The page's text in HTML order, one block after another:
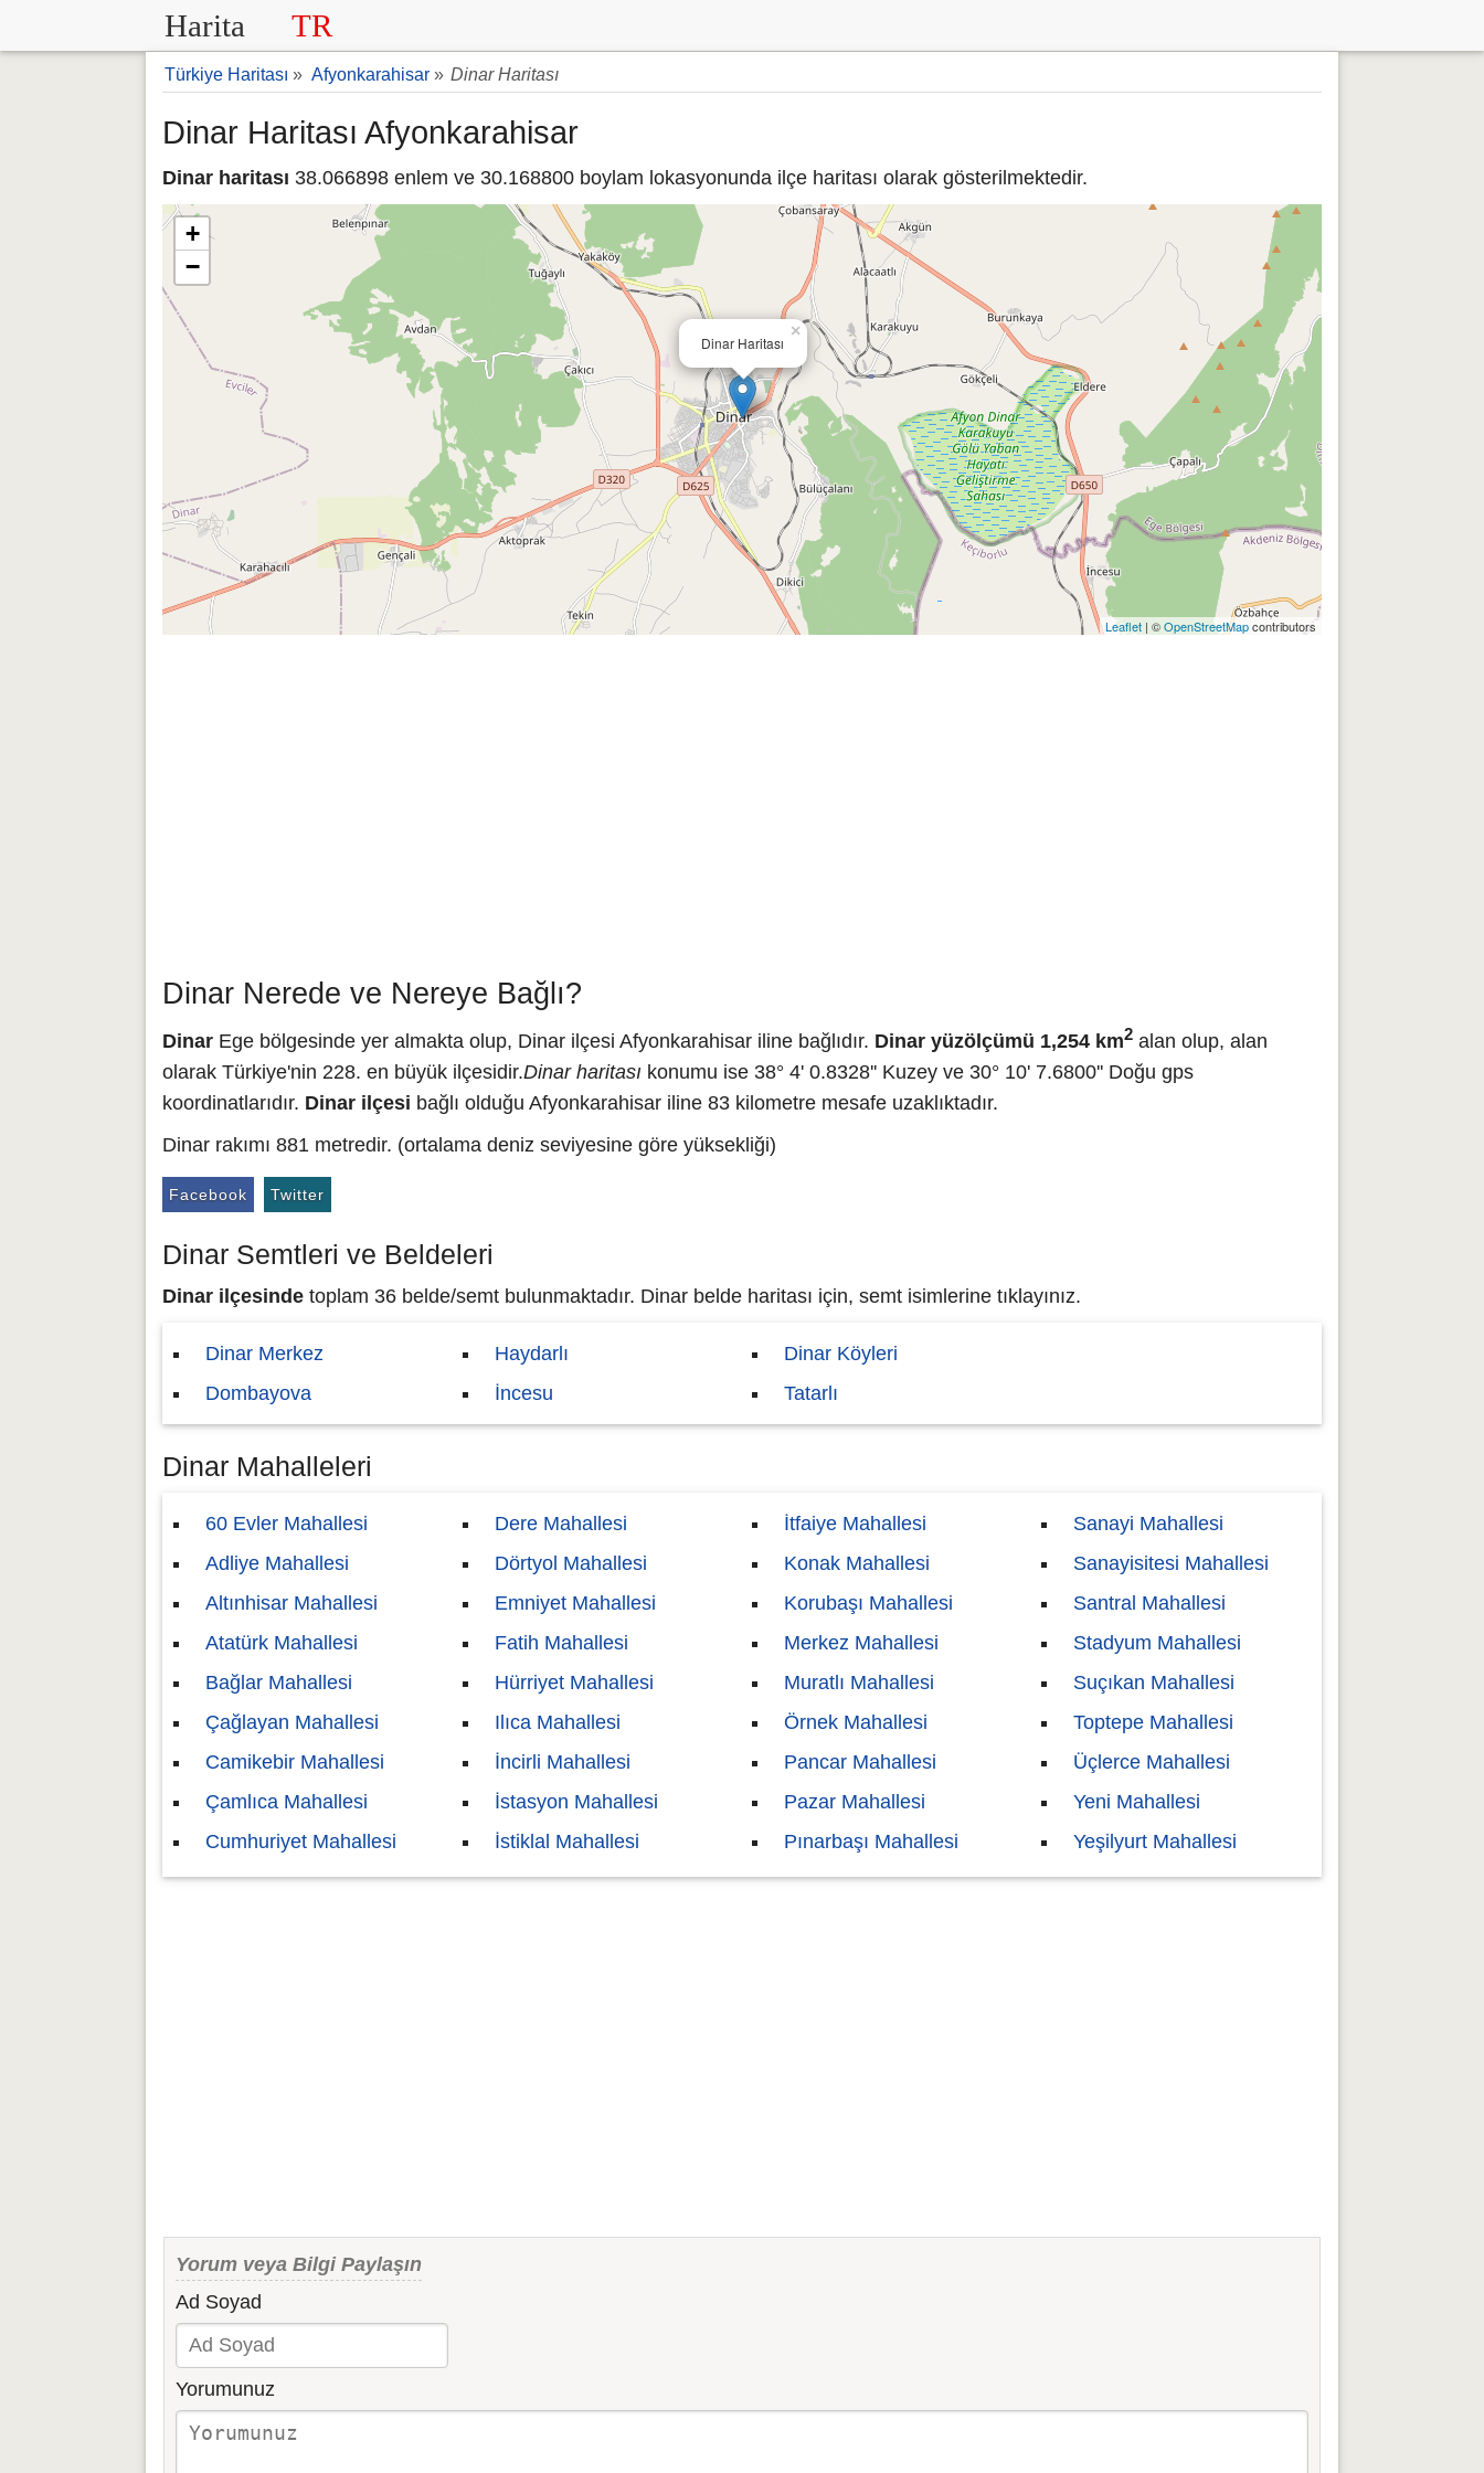
Harita TR
Türkiye Haritası » Afyonkarahisar » Dinar Haritası
Dinar Haritası Afyonkarahisar
Dinar haritası 38.066898 enlem ve 30.168800 boylam lokasyonunda ilçe haritası olarak gösterilmektedir.
Dinar Haritası
×
+
−
Leaflet | ©OpenStreetMapcontributors
Dinar Nerede ve Nereye Bağlı?
Dinar Ege bölgesinde yer almakta olup, Dinar ilçesi Afyonkarahisar iline bağlıdır. Dinar yüzölçümü 1,254 km2 alan olup, alan
olarak Türkiye'nin 228. en büyük ilçesidir.Dinar haritası konumu ise 38° 4' 0.8328'' Kuzey ve 30° 10' 7.6800'' Doğu gps
koordinatlarıdır. Dinar ilçesi bağlı olduğu Afyonkarahisar iline 83 kilometre mesafe uzaklıktadır.
Dinar rakımı 881 metredir. (ortalama deniz seviyesine göre yüksekliği)
Facebook Twitter
Dinar Semtleri ve Beldeleri
Dinar ilçesinde toplam 36 belde/semt bulunmaktadır. Dinar belde haritası için, semt isimlerine tıklayınız.
Dinar Merkez
Dombayova
Haydarlı
İncesu
Dinar Köyleri
Tatarlı
Dinar Mahalleleri
60 Evler Mahallesi
Adliye Mahallesi
Altınhisar Mahallesi
Atatürk Mahallesi
Bağlar Mahallesi
Çağlayan Mahallesi
Camikebir Mahallesi
Çamlıca Mahallesi
Cumhuriyet Mahallesi
Dere Mahallesi
Dörtyol Mahallesi
Emniyet Mahallesi
Fatih Mahallesi
Hürriyet Mahallesi
Ilıca Mahallesi
İncirli Mahallesi
İstasyon Mahallesi
İstiklal Mahallesi
İtfaiye Mahallesi
Konak Mahallesi
Korubaşı Mahallesi
Merkez Mahallesi
Muratlı Mahallesi
Örnek Mahallesi
Pancar Mahallesi
Pazar Mahallesi
Pınarbaşı Mahallesi
Sanayi Mahallesi
Sanayisitesi Mahallesi
Santral Mahallesi
Stadyum Mahallesi
Suçıkan Mahallesi
Toptepe Mahallesi
Üçlerce Mahallesi
Yeni Mahallesi
Yeşilyurt Mahallesi
Yorum veya Bilgi Paylaşın
Ad Soyad
Yorumunuz